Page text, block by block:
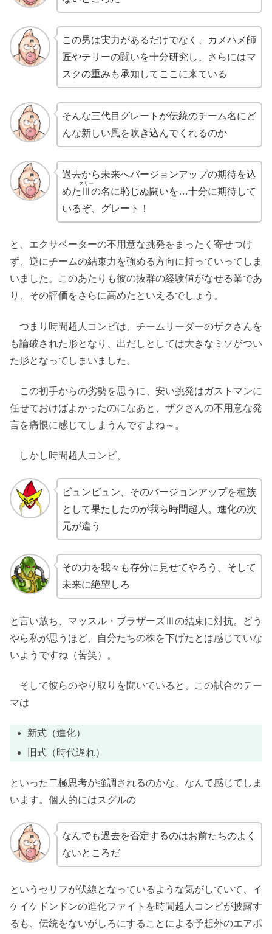
この男は実力があるだけでなく、カメハメ師
匠やテリーの闘いを十分研究し、さらにはマ
スクの重みも承知してここに来ている
そんな三代目グレートが伝統のチーム名にど
んな新しい風を吹き込んでくれるのか
過去から未来へバージョンアップの期待を込
めた Ⅲ
スリー
の名に恥じぬ闘いを…十分に期待して
いるぞ、グレート！
と、エクサベーターの不用意な挑発をまったく寄せつけ
ず、逆にチームの結束力を強める方向に持っていってしま
いました。このあたりも彼の抜群の経験値がなせる業であ
り、その評価をさらに高めたといえるでしょう。
つまり時間超人コンビは、チームリーダーのザクさんを
も論破された形となり、出だしとしては大きなミソがつい
た形となってしまいました。
この初手からの劣勢を思うに、安い挑発はガストマンに
任せておけばよかったのになあと、ザクさんの不用意な発
言を痛恨に感じてしまうんですよね～。
しかし時間超人コンビ、
ビュンビュン、そのバージョンアップを種族
として果たしたのが我ら時間超人。進化の次
元が違う
その力を我々も存分に見せてやろう。そして
未来に絶望しろ
と言い放ち、マッスル・ブラザーズⅢの結束に対抗。どう
やら私が思うほど、自分たちの株を下げたとは感じていな
いようですね（苦笑）。
そして彼らのやり取りを聞いていると、この試合のテー
マは
新式（進化）
旧式（時代遅れ）
といった二極思考が強調されるのかな、なんて感じてしま
います。個人的にはスグルの
なんでも過去を否定するのはお前たちのよく
ないところだ
というセリフが伏線となっているような気がしていて、イ
ケイケドンドンの進化ファイトを時間超人コンビが披露す
るも、伝統をないがしろにすることによる予想外のエアポ